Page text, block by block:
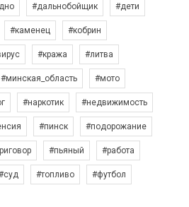
#дальнобойщик #дети
#каменец #кобрин
#кража #литва
#минская_область #мото
#наркотик #недвижимость
#пинск #подорожание
#пьяный #работа
#топливо #футбол